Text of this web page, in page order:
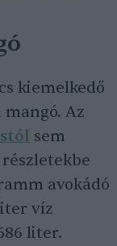
kiemelkedő
Az
sem
avokádó
víz
liter.